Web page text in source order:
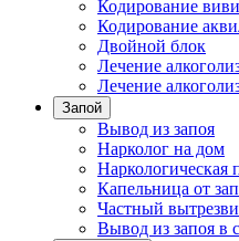
Кодирование
Кодирование
Двойной блок
Лечение
Лечение
Запой
Вывод из запоя
Нарколог на дом
Капельница от
Частный
Вывод из запоя в